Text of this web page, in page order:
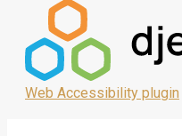
Web Accessibility plugin